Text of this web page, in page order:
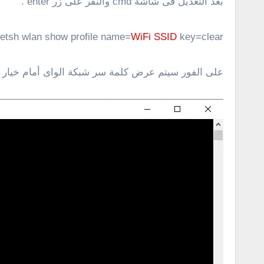
wlan show profile name=WiFi SSID key=clear
على الفور سيتم عرض كلمة سر شبكة الواى أمام خيار Key Content كما هو مبين فى الصورة أدناه .